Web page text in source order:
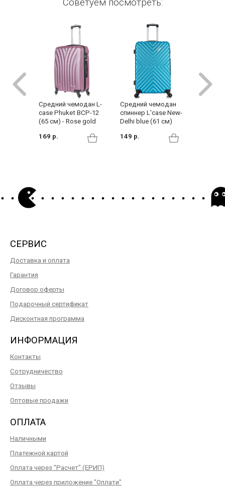
Советуем посмотреть:
Средний чемодан L-
case Phuket BCP-12
(65 см) - Rose gold
169 р.
Средний чемодан
спиннер L'case New-
Delhi blue (61 см)
149 р.
СЕРВИС
Доставка и оплата
Гарантия
Договор оферты
Подарочный сертификат
Дисконтная программа
ИНФОРМАЦИЯ
Контакты
Сотрудничество
Отзывы
Оптовые продажи
ОПЛАТА
Наличными
Платежной картой
Оплата через "Расчет" (ЕРИП)
Оплата через приложение "Оплати"